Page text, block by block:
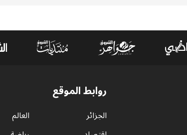
روابط الموقع
الجزائر
العالم